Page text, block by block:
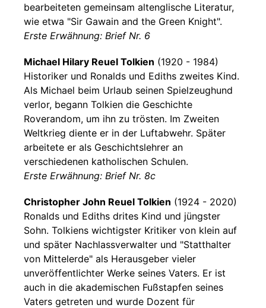
bearbeiteten gemeinsam altenglische Literatur,
wie etwa "Sir Gawain and the Green Knight".
Erste Erwähnung: Brief Nr. 6
Michael Hilary Reuel Tolkien (1920 - 1984)
Historiker und Ronalds und Ediths zweites Kind.
Als Michael beim Urlaub seinen Spielzeughund
verlor, begann Tolkien die Geschichte
Roverandom, um ihn zu trösten. Im Zweiten
Weltkrieg diente er in der Luftabwehr. Später
arbeitete er als Geschichtslehrer an
verschiedenen katholischen Schulen.
Erste Erwähnung: Brief Nr. 8c
Christopher John Reuel Tolkien (1924 - 2020)
Ronalds und Ediths drites Kind und jüngster
Sohn. Tolkiens wichtigster Kritiker von klein auf
und später Nachlassverwalter und "Statthalter
von Mittelerde" als Herausgeber vieler
unveröffentlichter Werke seines Vaters. Er ist
auch in die akademischen Fußstapfen seines
Vaters getreten und wurde Dozent für